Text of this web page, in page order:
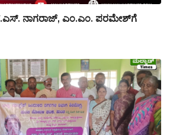
ನಾಗರಾಜ್‌, ಎಂ.ಎಂ. ಪರಮೇಶ್‌ಗೆ